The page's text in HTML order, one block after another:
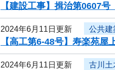
【建設工事】揖治第0607
2024年6月11日更新 公共建
【高工第6-48号】寿楽苑
2024年6月11日更新 古川土